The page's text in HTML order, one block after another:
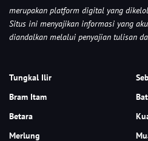
merupakan platform digital yang
Situs ini menyajikan informasi yang
diandalkan melalui penyajian tulisan
Tungkal Ilir
Bram Itam
Betara
Merlung